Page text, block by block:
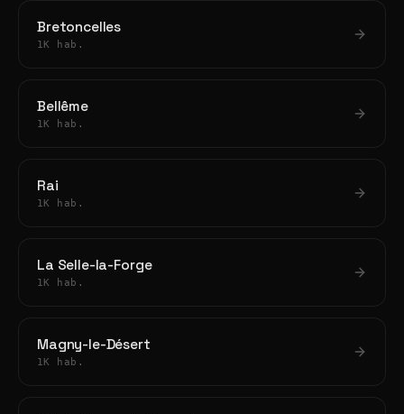
Bretoncelles
1K hab.
Bellême
1K hab.
Rai
1K hab.
La Selle-la-Forge
1K hab.
Magny-le-Désert
1K hab.